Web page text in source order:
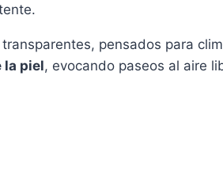
pensados para
la piel, evocando paseos al aire